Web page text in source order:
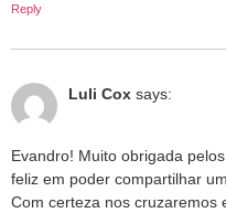
Reply
Luli Cox says:
Evandro! Muito obrigada
feliz em poder compartilhar
Com certeza nos cruzaremos